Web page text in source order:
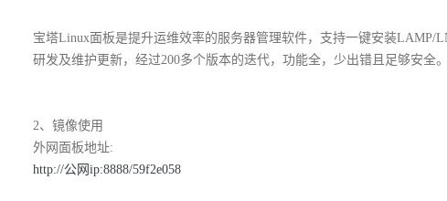
宝塔Linux面板是提升运维效率的服务器管理软件，支持一键安装LAMP/
研发及维护更新，经过200多个版本的迭代，功能全，少出错且足够安全。
2、镜像使用
外网面板地址:
http://公网ip:8888/59f2e058